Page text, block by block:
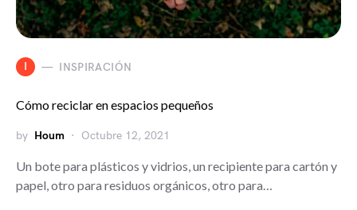
I INSPIRACIÓN
Cómo reciclar en espacios pequeños
by Houm Octubre 12, 2021
Un bote para plásticos y vidrios, un recipiente para cartón y
papel, otro para residuos orgánicos, otro para…